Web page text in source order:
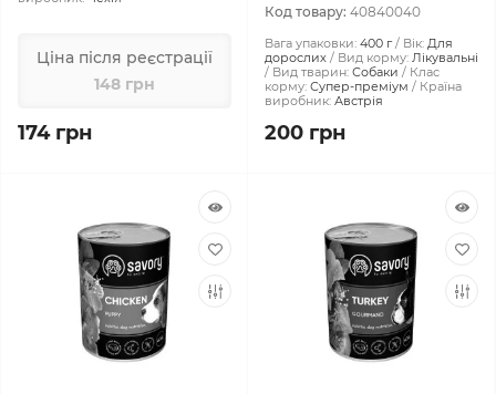
Ціна після реєстрації
148 грн
174 грн
Код товару: 40840040
Вага упаковки: 400 г Вік: Для
дорослих
Вид корму: Лікувальні
Вид тварин: Собаки
Клас
корму: Супер-преміум
Країна
виробник: Австрія
200 грн